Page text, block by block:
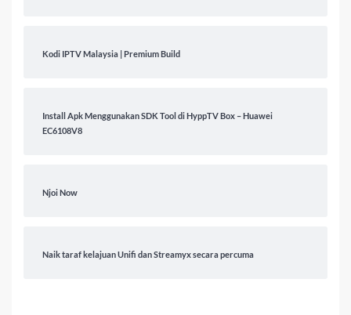
Kodi IPTV Malaysia | Premium Build
Install Apk Menggunakan SDK Tool di HyppTV Box – Huawei
EC6108V8
Njoi Now
Naik taraf kelajuan Unifi dan Streamyx secara percuma